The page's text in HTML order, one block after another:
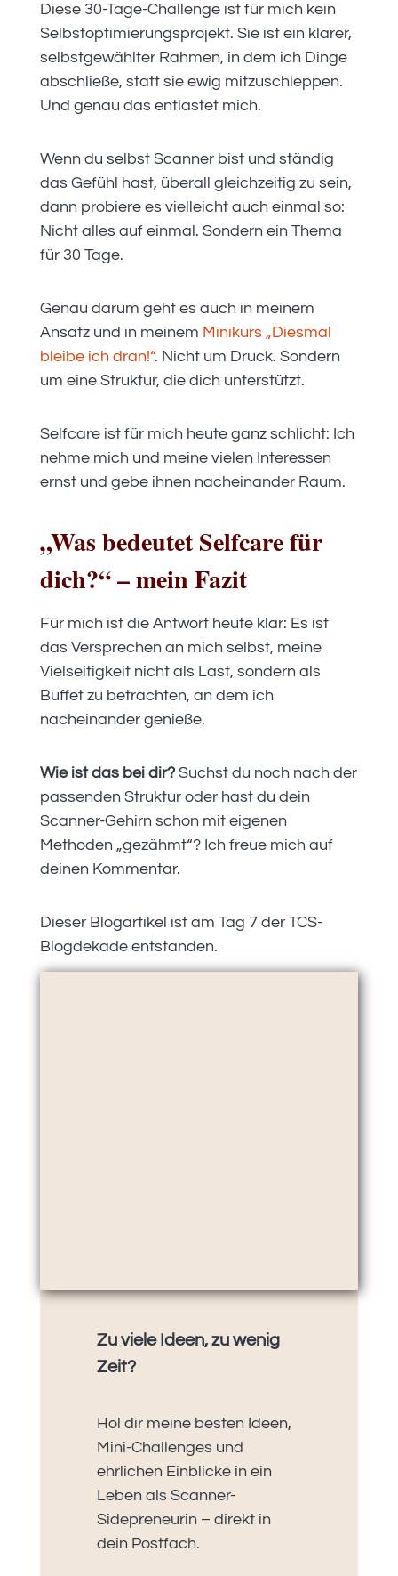
Diese 30-Tage-Challenge ist für mich kein
Selbstoptimierungsprojekt. Sie ist ein klarer,
selbstgewählter Rahmen, in dem ich Dinge
abschließe, statt sie ewig mitzuschleppen.
Und genau das entlastet mich.
Wenn du selbst Scanner bist und ständig
das Gefühl hast, überall gleichzeitig zu sein,
dann probiere es vielleicht auch einmal so:
Nicht alles auf einmal. Sondern ein Thema
für 30 Tage.
Genau darum geht es auch in meinem
Ansatz und in meinem Minikurs „Diesmal
bleibe ich dran!“. Nicht um Druck. Sondern
um eine Struktur, die dich unterstützt.
Selfcare ist für mich heute ganz schlicht: Ich
nehme mich und meine vielen Interessen
ernst und gebe ihnen nacheinander Raum.
„Was bedeutet Selfcare für
dich?“ – mein Fazit
Für mich ist die Antwort heute klar: Es ist
das Versprechen an mich selbst, meine
Vielseitigkeit nicht als Last, sondern als
Buffet zu betrachten, an dem ich
nacheinander genieße.
Wie ist das bei dir?Suchst du noch nach der
passenden Struktur oder hast du dein
Scanner-Gehirn schon mit eigenen
Methoden „gezähmt“? Ich freue mich auf
deinen Kommentar.
Dieser Blogartikel ist am Tag 7 der TCS-
Blogdekade entstanden.
Zu viele Ideen, zu wenig
Zeit?
Hol dir meine besten Ideen,
Mini-Challenges und
ehrlichen Einblicke in ein
Leben als Scanner-
Sidepreneurin – direkt in
dein Postfach.